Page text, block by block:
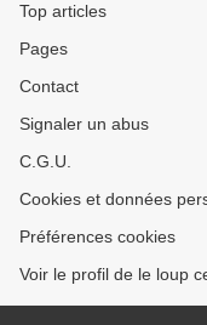
Top articles
Pages
Contact
Signaler un abus
C.G.U.
Cookies et données
Préférences cookies
Voir le profil de le loup